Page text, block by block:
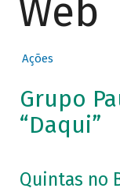
Web
Ações
Grupo
“Daqui”
Quintas no